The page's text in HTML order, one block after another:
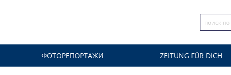
ФОТОРЕПОРТАЖИ ZEITUNG FÜR DICH